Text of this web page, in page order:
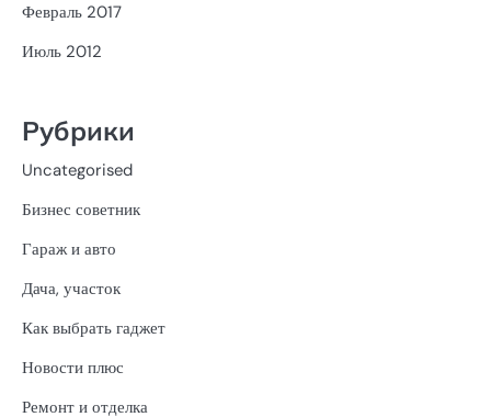
Февраль 2017
Июль 2012
Рубрики
Uncategorised
Бизнес советник
Гараж и авто
Дача, участок
Как выбрать гаджет
Новости плюс
Ремонт и отделка